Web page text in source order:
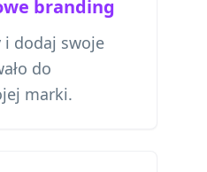
branding
dodaj swoje
do
marki.